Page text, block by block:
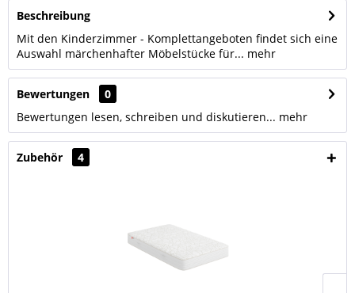
Beschreibung
Mit den Kinderzimmer - Komplettangeboten findet sich eine
Auswahl märchenhafter Möbelstücke für... mehr
Bewertungen
0
Bewertungen lesen, schreiben und diskutieren... mehr
Zubehör 4